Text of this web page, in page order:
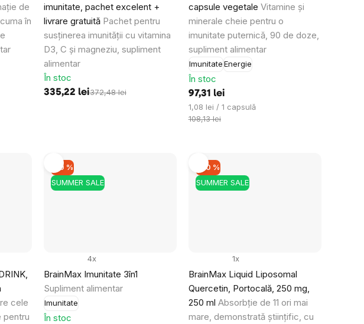
de
în
imunitate, pachet excelent +
livrare gratuită Pachet pentru
susținerea imunității cu vitamina
D3, C și magneziu, supliment
alimentar
În stoc
335,22 lei372,48 lei
capsule vegetale Vitamine și
minerale cheie pentru o
imunitate puternică, 90 de doze,
supliment alimentar
ImunitateEnergie
În stoc
97,31 lei
Evaluare
preţ:
1,08 lei / 1 capsulă
108,13 lei
cele
pentru
SUMMER SALE
–10 %
BrainMax Imunitate 3în1
Supliment alimentar
Imunitate
4x
În stoc
SUMMER SALE
–30 %
BrainMax Liquid Liposomal
Quercetin, Portocală, 250 mg,
250 ml Absorbție de 11 ori mai
mare, demonstrată științific, cu
1x